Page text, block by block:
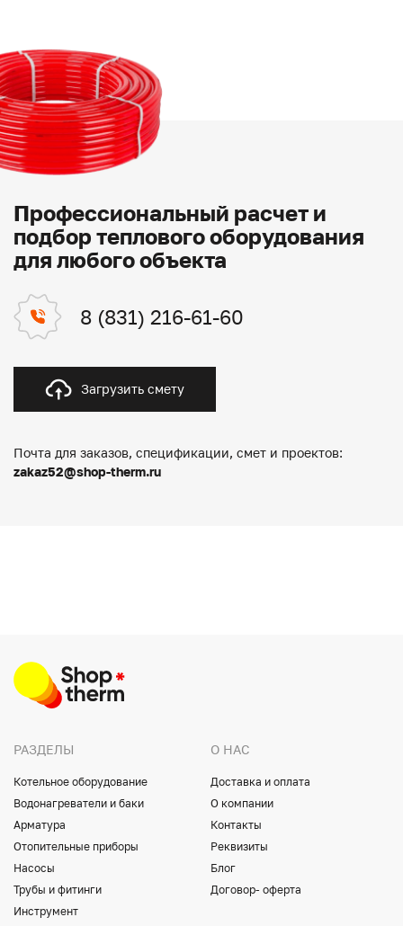
Профессиональный расчет и
подбор теплового оборудования
для любого объекта
8 (831) 216-61-60
Загрузить смету
Почта для заказов, спецификации, смет и проектов:
zakaz52@shop-therm.ru
РАЗДЕЛЫ
Котельное оборудование
Водонагреватели и баки
Арматура
Отопительные приборы
Насосы
Трубы и фитинги
Инструмент
О НАС
Доставка и оплата
О компании
Контакты
Реквизиты
Блог
Договор- оферта